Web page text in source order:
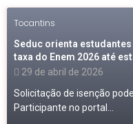
Tocantins
Seduc orienta
taxa do Enem 2026 até
29 de abril de 2026
Solicitação de isenção
Participante no portal...